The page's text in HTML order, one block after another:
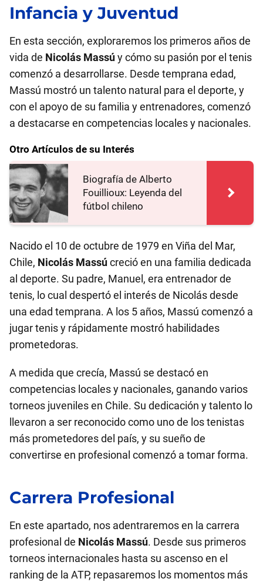
Infancia y Juventud
En esta sección, exploraremos los primeros años de
vida de Nicolás Massúy cómo su pasión por el tenis
comenzó a desarrollarse. Desde temprana edad,
Massú mostró un talento natural para el deporte, y
con el apoyo de su familia y entrenadores, comenzó
a destacarse en competencias locales y nacionales.
Otro Artículos de su Interés
Biografía de Alberto
Fouillioux: Leyenda del
fútbol chileno
Nacido el 10 de octubre de 1979 en Viña del Mar,
Chile, Nicolás Massúcreció en una familia dedicada
al deporte. Su padre, Manuel, era entrenador de
tenis, lo cual despertó el interés de Nicolás desde
una edad temprana. A los 5 años, Massú comenzó a
jugar tenis y rápidamente mostró habilidades
prometedoras.
A medida que crecía, Massú se destacó en
competencias locales y nacionales, ganando varios
torneos juveniles en Chile. Su dedicación y talento lo
llevaron a ser reconocido como uno de los tenistas
más prometedores del país, y su sueño de
convertirse en profesional comenzó a tomar forma.
Carrera Profesional
En este apartado, nos adentraremos en la carrera
profesional de Nicolás Massú. Desde sus primeros
torneos internacionales hasta su ascenso en el
ranking de la ATP, repasaremos los momentos más